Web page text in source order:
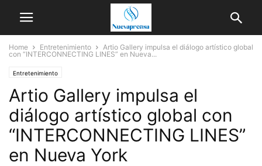
Home Entretenimiento
Artio Gallery impulsa el diálogo artístico global
con “INTERCONNECTING LINES” en Nueva...
Entretenimiento
Artio Gallery impulsa el
diálogo artístico global con
“INTERCONNECTING LINES”
en Nueva York